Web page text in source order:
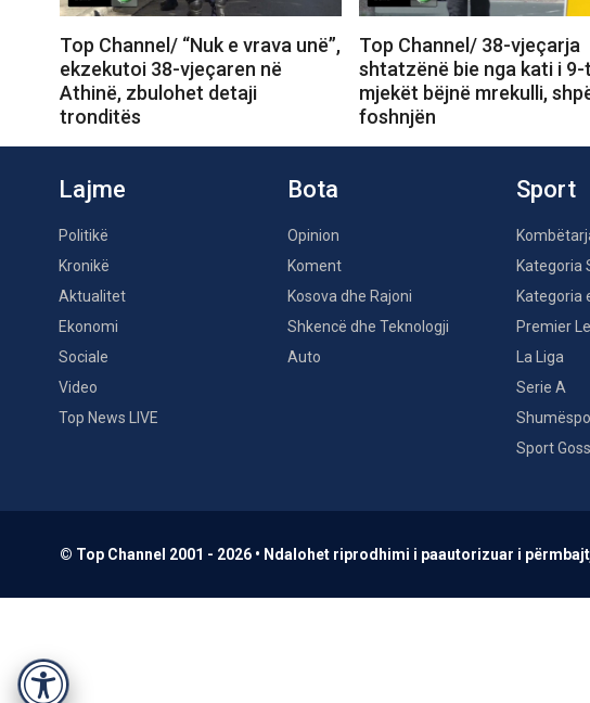
Top Channel/ “Nuk e vrava unë”,
ekzekutoi 38-vjeçaren në
Athinë, zbulohet detaji
tronditës
Top Channel/ 38-vjeçarja
shtatzënë bie nga kati i 9-
mjekët bëjnë mrekulli,
foshnjën
Lajme
Politikë
Kronikë
Aktualitet
Ekonomi
Sociale
Video
Top News LIVE
Bota
Opinion
Koment
Kosova dhe Rajoni
Shkencë dhe Teknologji
Auto
Sport
Kategoria
Kategoria
Premier
La Liga
Serie A
Sport
© Top Channel 2001 - 2026 • Ndalohet riprodhimi i paautorizuar i